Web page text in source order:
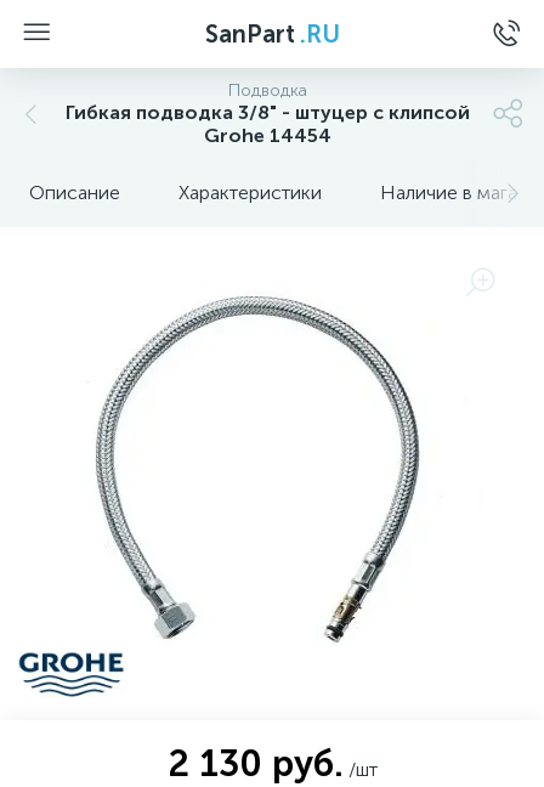
SanPart .RU
Подводка
Гибкая подводка 3/8" - штуцер с клипсой
Grohe 14454
Описание Характеристики Наличие в
2 130 руб. /шт